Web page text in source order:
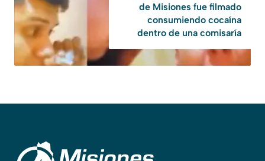
de Misiones fue filmado
consumiendo cocaína
dentro de una comisaría